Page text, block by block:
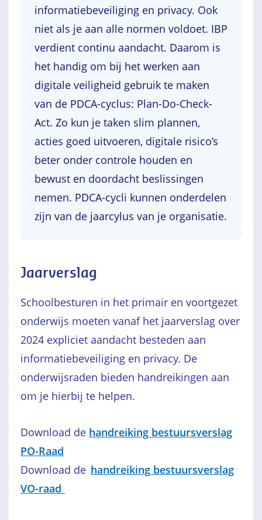
informatiebeveiliging en privacy. Ook
niet als je aan alle normen voldoet. IBP
verdient continu aandacht. Daarom is
het handig om bij het werken aan
digitale veiligheid gebruik te maken
van de PDCA-cyclus: Plan-Do-Check-
Act. Zo kun je taken slim plannen,
acties goed uitvoeren, digitale risico’s
beter onder controle houden en
bewust en doordacht beslissingen
nemen. PDCA-cycli kunnen onderdelen
zijn van de jaarcylus van je organisatie.
Jaarverslag
Schoolbesturen in het primair en voortgezet
onderwijs moeten vanaf het jaarverslag over
2024 expliciet aandacht besteden aan
informatiebeveiliging en privacy. De
onderwijsraden bieden handreikingen aan
om je hierbij te helpen.
Download de handreiking bestuursverslag
PO-Raad
Download de handreiking bestuursverslag
VO-raad